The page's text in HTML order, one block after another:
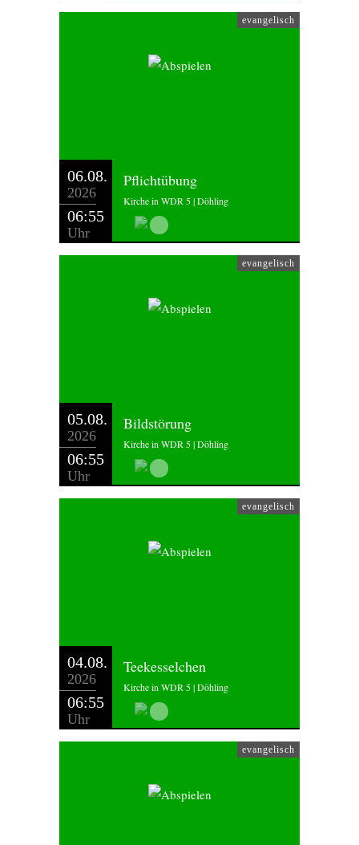
evangelisch
06.08.
2026
06:55
Uhr
Pflichtübung
Kirche in WDR 5 | Döhling
evangelisch
05.08.
2026
06:55
Uhr
Bildstörung
Kirche in WDR 5 | Döhling
evangelisch
04.08.
2026
06:55
Uhr
Teekesselchen
Kirche in WDR 5 | Döhling
evangelisch